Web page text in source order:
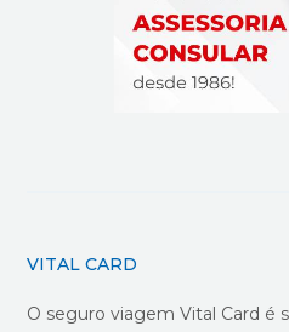
VITAL CARD
O seguro viagem Vital Card é